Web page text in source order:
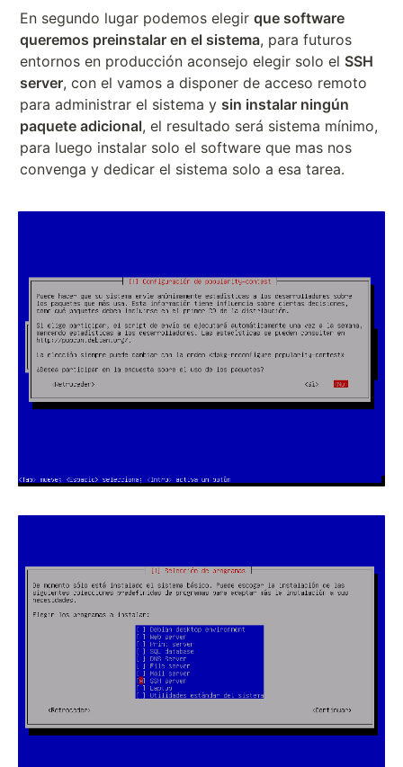
En segundo lugar podemos elegir que software
queremos preinstalar en el sistema, para futuros
entornos en producción aconsejo elegir solo el SSH
server, con el vamos a disponer de acceso remoto
para administrar el sistema y sin instalar ningún
paquete adicional, el resultado será sistema mínimo,
para luego instalar solo el software que mas nos
convenga y dedicar el sistema solo a esa tarea.